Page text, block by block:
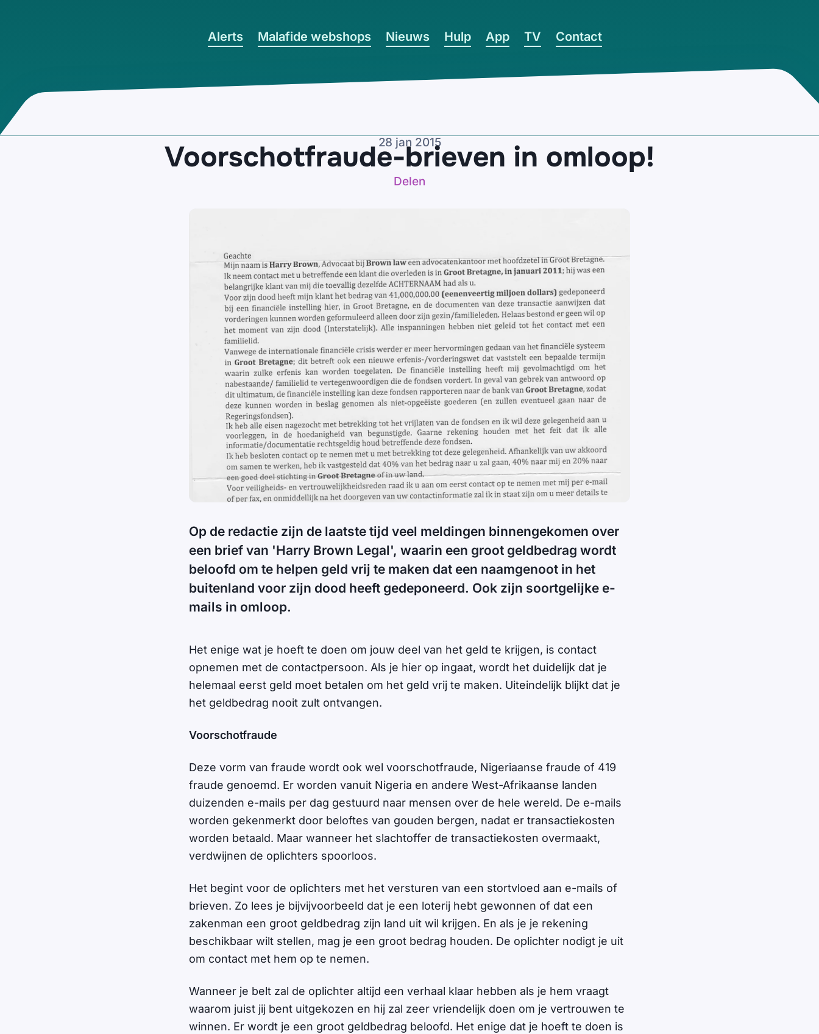
Alerts Malafide webshops Nieuws Hulp App TV Contact
28 jan 2015
Voorschotfraude-brieven in omloop!
Delen
Op de redactie zijn de laatste tijd veel meldingen binnengekomen over
een brief van 'Harry Brown Legal', waarin een groot geldbedrag wordt
beloofd om te helpen geld vrij te maken dat een naamgenoot in het
buitenland voor zijn dood heeft gedeponeerd. Ook zijn soortgelijke e-
mails in omloop.
Het enige wat je hoeft te doen om jouw deel van het geld te krijgen, is contact
opnemen met de contactpersoon. Als je hier op ingaat, wordt het duidelijk dat je
helemaal eerst geld moet betalen om het geld vrij te maken. Uiteindelijk blijkt dat je
het geldbedrag nooit zult ontvangen.
Voorschotfraude
Deze vorm van fraude wordt ook wel voorschotfraude, Nigeriaanse fraude of 419
fraude genoemd. Er worden vanuit Nigeria en andere West-Afrikaanse landen
duizenden e-mails per dag gestuurd naar mensen over de hele wereld. De e-mails
worden gekenmerkt door beloftes van gouden bergen, nadat er transactiekosten
worden betaald. Maar wanneer het slachtoffer de transactiekosten overmaakt,
verdwijnen de oplichters spoorloos.
Het begint voor de oplichters met het versturen van een stortvloed aan e-mails of
brieven. Zo lees je bijvijvoorbeeld dat je een loterij hebt gewonnen of dat een
zakenman een groot geldbedrag zijn land uit wil krijgen. En als je je rekening
beschikbaar wilt stellen, mag je een groot bedrag houden. De oplichter nodigt je uit
om contact met hem op te nemen.
Wanneer je belt zal de oplichter altijd een verhaal klaar hebben als je hem vraagt
waarom juist jij bent uitgekozen en hij zal zeer vriendelijk doen om je vertrouwen te
winnen. Er wordt je een groot geldbedrag beloofd. Het enige dat je hoeft te doen is